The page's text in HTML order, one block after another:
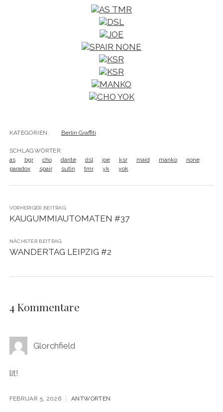
KATEGORIEN: Berlin Graffiti
SCHLAGWÖRTER:
as
bgr cho dante dsl joe ksr maid manko
none
paradox
spair sutin tmr yk yok
VORHERIGER BEITRAG
KAUGUMMIAUTOMATEN #37
NÄCHSTER BEITRAG
WANDERTAG LEIPZIG #2
4 Kommentare
Glorchfield
lit!
FEBRUAR 5, 2026 ANTWORTEN